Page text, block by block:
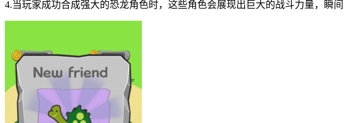
4.当玩家成功合成强大的恐龙角色时，这些角色会展现出巨大的战斗力量，瞬间